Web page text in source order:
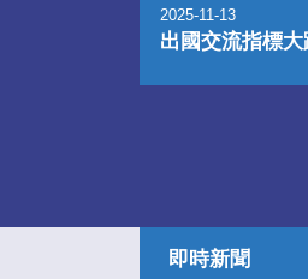
2025-11-13
出國交流指標
即時新聞